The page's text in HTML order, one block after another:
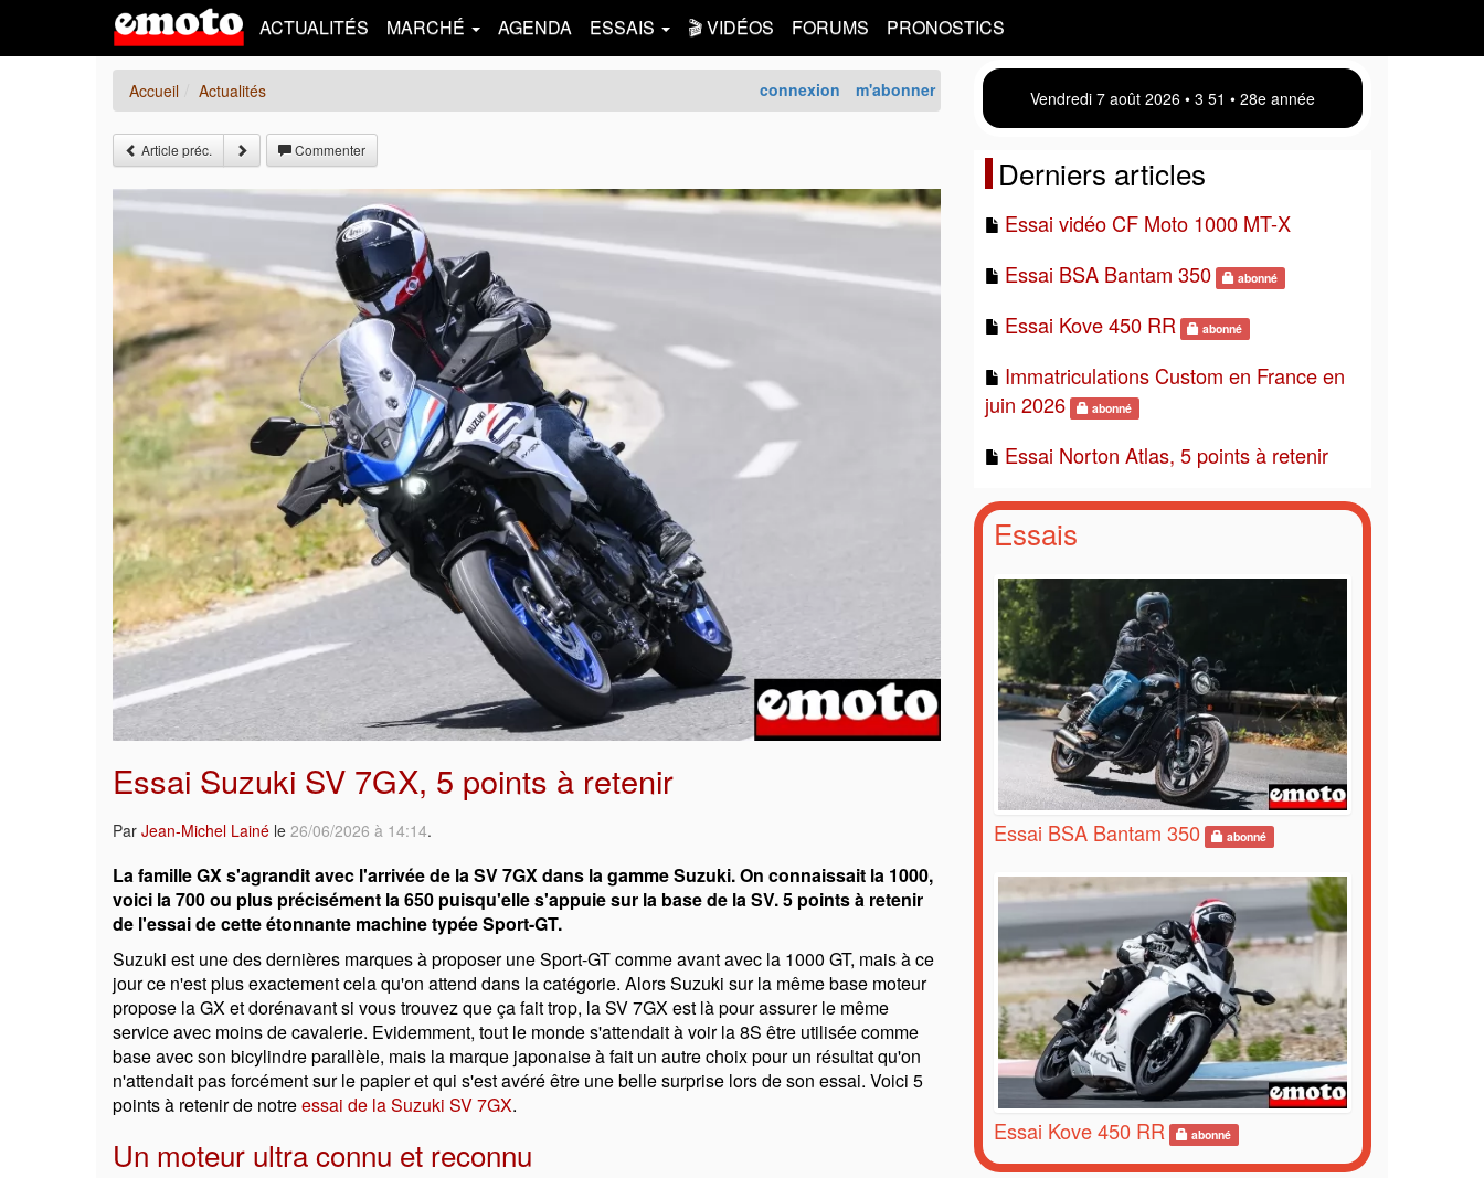
ACTUALITÉS MARCHÉ AGENDA ESSAIS 🎬 VIDÉOS FORUMS PRONOSTICS
connexion m'abonner
Accueil Actualités
Article préc. Commenter
Essai Suzuki SV 7GX, 5 points à retenir
Par Jean-Michel Lainé le 26/06/2026 à 14:14.
La famille GX s'agrandit avec l'arrivée de la SV 7GX dans la gamme Suzuki. On connaissait la 1000,
voici la 700 ou plus précisément la 650 puisqu'elle s'appuie sur la base de la SV. 5 points à retenir
de l'essai de cette étonnante machine typée Sport-GT.
Suzuki est une des dernières marques à proposer une Sport-GT comme avant avec la 1000 GT, mais à ce
jour ce n'est plus exactement cela qu'on attend dans la catégorie. Alors Suzuki sur la même base moteur
propose la GX et dorénavant si vous trouvez que ça fait trop, la SV 7GX est là pour assurer le même
service avec moins de cavalerie. Evidemment, tout le monde s'attendait à voir la 8S être utilisée comme
base avec son bicylindre parallèle, mais la marque japonaise à fait un autre choix pour un résultat qu'on
n'attendait pas forcément sur le papier et qui s'est avéré être une belle surprise lors de son essai. Voici 5
points à retenir de notreessai de la Suzuki SV 7GX.
Un moteur ultra connu et reconnu
Vendredi 7 août 2026 • 3 51 • 28e année
Derniers articles
Essai vidéo CF Moto 1000 MT-X
Essai BSA Bantam 350
abonné
Essai Kove 450 RR abonné
Immatriculations Custom en France en
juin 2026
abonné
Essai Norton Atlas, 5 points à retenir
Essais
Essai BSA Bantam 350 abonné
Essai Kove 450 RR abonné